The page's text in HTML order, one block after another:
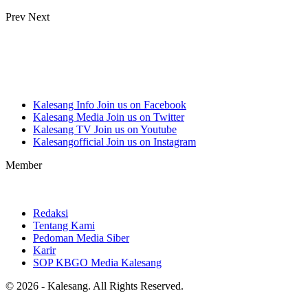
Prev Next
Kalesang Info Join us on Facebook
Kalesang Media Join us on Twitter
Kalesang TV Join us on Youtube
Kalesangofficial Join us on Instagram
Member
Redaksi
Tentang Kami
Pedoman Media Siber
Karir
SOP KBGO Media Kalesang
© 2026 - Kalesang. All Rights Reserved.